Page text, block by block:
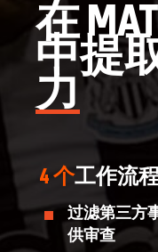
在
中提
力
4 个工作流
过滤第三方
供审查